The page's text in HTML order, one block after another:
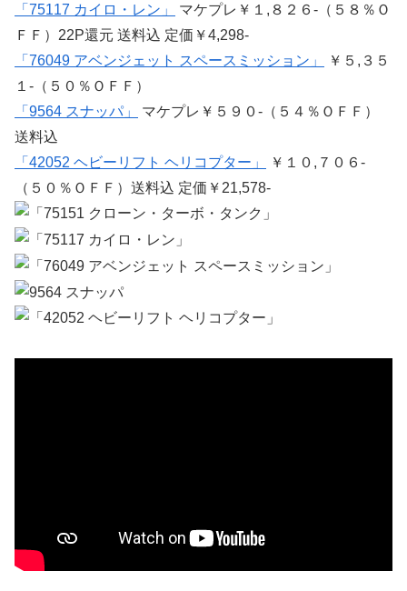
「75117 カイロ・レン」
マケプレ￥１,８２６-（５８％Ｏ
ＦＦ）22P還元 送料込 定価￥4,298-
「76049 アベンジェット スペースミッション」
￥５,３５
１-（５０％ＯＦＦ）
「9564 スナッパ」
マケプレ￥５９０-（５４％ＯＦＦ）
送料込
「42052 ヘビーリフト ヘリコプター」
￥１０,７０６-
（５０％ＯＦＦ）送料込 定価￥21,578-